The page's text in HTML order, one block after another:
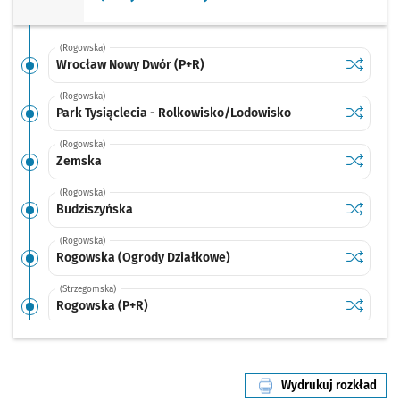
(Rogowska)
Wrocław Nowy Dwór (P+R) Sprawdź
Wrocław
(Rogowska)
Park Tysiąclecia - Rolkowisko/Lodowisko Sprawdź
Park
(Rogowska)
Zemska Sprawdź
Zemska
(Rogowska)
Budziszyńska Sprawdź
(Rogowska)
Rogowska (Ogrody Działkowe) Sprawdź
(Strzegomska)
Rogowska (P+R) Sprawdź
(Strzegomska)
Wydrukuj rozkład